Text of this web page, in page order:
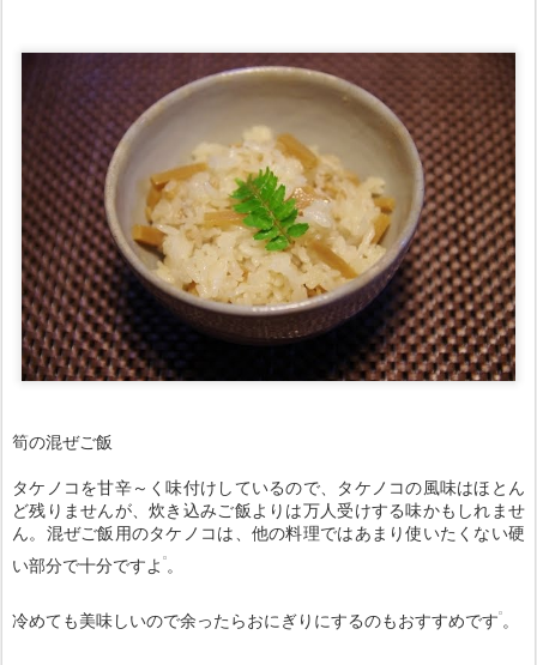
筍の混ぜご飯
タケノコを甘辛～く味付けしているので、タケノコの風味はほとん
ど残りませんが、炊き込みご飯よりは万人受けする味かもしれませ
ん。混ぜご飯用のタケノコは、他の料理ではあまり使いたくない硬
い部分で十分ですよ 。
冷めても美味しいので余ったらおにぎりにするのもおすすめです 。